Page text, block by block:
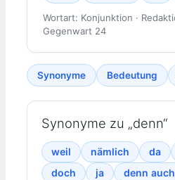
Wortart: Konjunktion ·
Gegenwart 24
Synonyme Bedeutung
Synonyme zu „denn“
weil nämlich da
doch
ja denn auch